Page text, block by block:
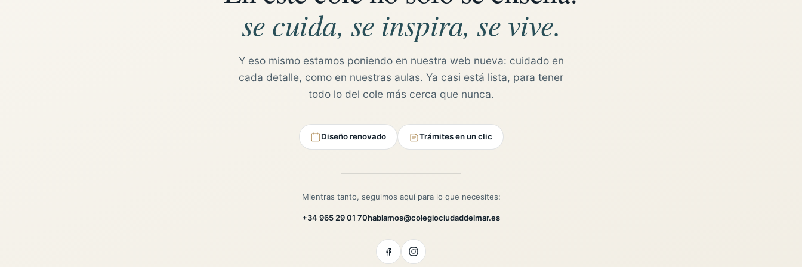
se cuida, se inspira, se vive.
Y eso mismo estamos poniendo en nuestra web nueva: cuidado en
cada detalle, como en nuestras aulas. Ya casi está lista, para tener
todo lo del cole más cerca que nunca.
Diseño renovado Trámites en un clic
Mientras tanto, seguimos aquí para lo que necesites:
+34 965 29 01 70hablamos@colegiociudaddelmar.es